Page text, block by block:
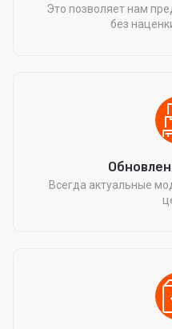
Это позволяет нам
без
Всегда актуальные